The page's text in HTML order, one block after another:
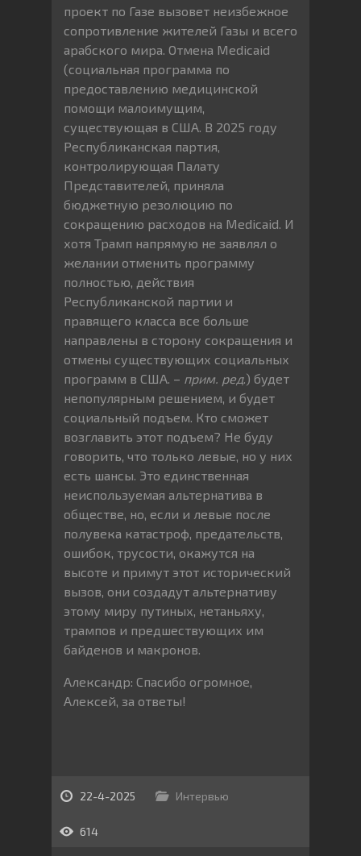
проект по Газе вызовет неизбежное
сопротивление жителей Газы и всего
арабского мира. Отмена Medicaid
(социальная программа по
предоставлению медицинской
помощи малоимущим,
существующая в США. В 2025 году
Республиканская партия,
контролирующая Палату
Представителей, приняла
бюджетную резолюцию по
сокращению расходов на Medicaid. И
хотя Трамп напрямую не заявлял о
желании отменить программу
полностью, действия
Республиканской партии и
правящего класса все больше
направлены в сторону сокращения и
отмены существующих социальных
программ в США. – прим. ред.) будет
непопулярным решением, и будет
социальный подъем. Кто сможет
возглавить этот подъем? Не буду
говорить, что только левые, но у них
есть шансы. Это единственная
неиспользуемая альтернатива в
обществе, но, если и левые после
полувека катастроф, предательств,
ошибок, трусости, окажутся на
высоте и примут этот исторический
вызов, они создадут альтернативу
этому миру путиных, нетаньяху,
трампов и предшествующих им
байденов и макронов.
Александр: Спасибо огромное,
Алексей, за ответы!
22-4-2025 Интервью
614